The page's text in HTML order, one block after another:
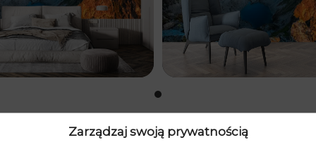
Zarządzaj swoją prywatnością